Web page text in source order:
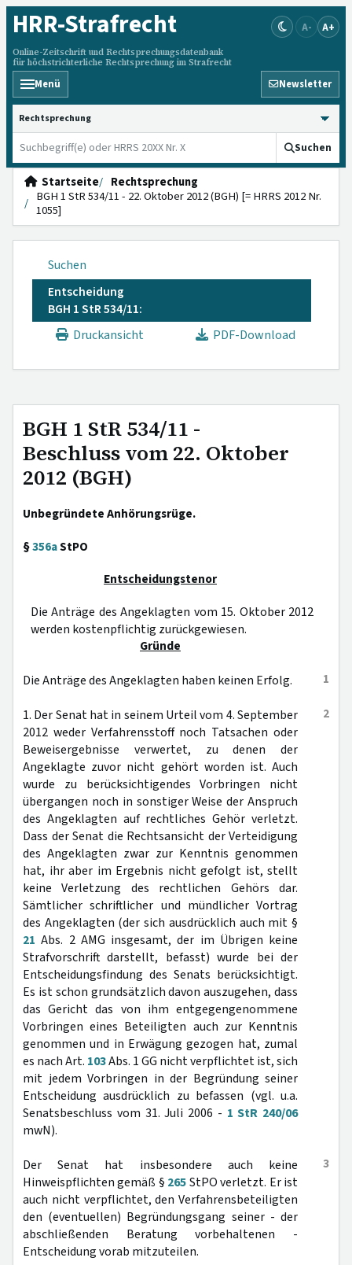
HRR-Strafrecht
Online-Zeitschrift und Rechtsprechungsdatenbank
für höchstrichterliche Rechtsprechung im Strafrecht
A- A+
Menü Newsletter
HRRS durchsuchen
Suchen
Startseite
Rechtsprechung
BGH 1 StR 534/11 - 22. Oktober 2012 (BGH) [= HRRS 2012 Nr.
1055]
Suchen
Entscheidung
BGH 1 StR 534/11:
Druckansicht
PDF-Download
BGH 1 StR 534/11 -
Beschluss vom 22. Oktober
2012 (BGH)
Unbegründete Anhörungsrüge.
§356aStPO
Entscheidungstenor
Die Anträge des Angeklagten vom 15. Oktober 2012
werden kostenpflichtig zurückgewiesen.
Gründe
1
Die Anträge des Angeklagten haben keinen Erfolg.
2
1. Der Senat hat in seinem Urteil vom 4. September
2012 weder Verfahrensstoff noch Tatsachen oder
Beweisergebnisse verwertet, zu denen der
Angeklagte zuvor nicht gehört worden ist. Auch
wurde zu berücksichtigendes Vorbringen nicht
übergangen noch in sonstiger Weise der Anspruch
des Angeklagten auf rechtliches Gehör verletzt.
Dass der Senat die Rechtsansicht der Verteidigung
des Angeklagten zwar zur Kenntnis genommen
hat, ihr aber im Ergebnis nicht gefolgt ist, stellt
keine Verletzung des rechtlichen Gehörs dar.
Sämtlicher schriftlicher und mündlicher Vortrag
des Angeklagten (der sich ausdrücklich auch mit §
21 Abs. 2 AMG insgesamt, der im Übrigen keine
Strafvorschrift darstellt, befasst) wurde bei der
Entscheidungsfindung des Senats berücksichtigt.
Es ist schon grundsätzlich davon auszugehen, dass
das Gericht das von ihm entgegengenommene
Vorbringen eines Beteiligten auch zur Kenntnis
genommen und in Erwägung gezogen hat, zumal
es nach Art. 103Abs. 1 GG nicht verpflichtet ist, sich
mit jedem Vorbringen in der Begründung seiner
Entscheidung ausdrücklich zu befassen (vgl. u.a.
Senatsbeschluss vom 31. Juli 2006 - 1 StR 240/06
mwN).
3
Der Senat hat insbesondere auch keine
Hinweispflichten gemäß § 265StPO verletzt. Er ist
auch nicht verpflichtet, den Verfahrensbeteiligten
den (eventuellen) Begründungsgang seiner - der
abschließenden Beratung vorbehaltenen -
Entscheidung vorab mitzuteilen.